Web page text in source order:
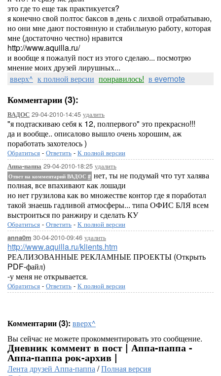
это где то еще так практикуется?
я конечно свой полтос баксов в день с лихвой отрабатываю,
но они мне дают постоянную и стабильную работу, которая
мне (достаточно честно) нравится
http://www.aquilla.ru/
и вообще я пожалуй пост из этого сделаю... посмотрю
мнение моих друзей лирушных...
вверх^ к полной версии понравилось! в evernote
Комментарии (3):
ВАДОС 29-04-2010-14:45 удалить
"я подтаскиваю себя к 12, полпервого" это прекрасно!!!
да и вообще.. описалово вышло очень хорошим, аж
поработать захотелось )
Обратиться - Ответить - К полной версии
Аппа-паппа 29-04-2010-18:25 удалить
Ответ на комментарий ВАДОС # нет, ты не подумай что тут халява
полная, все впахивают как лошади
но нет грузилова как во множестве контор где я поработал
такой знаешь гадливой атмосферы... типа ОФИС БЛЯ всем
выстроиться по ранжиру и сделать КУ
Обратиться - Ответить - К полной версии
anna0m 30-04-2010-09:46 удалить
http://www.aquilla.ru/klients.htm
РЕАЛИЗОВАННЫЕ РЕКЛАМНЫЕ ПРОЕКТЫ (Открыть
PDF-файл)
-у меня не открывается.
Обратиться - Ответить - К полной версии
Комментарии (3): вверх^
Вы сейчас не можете прокомментировать это сообщение.
Дневник коммент в пост | Аппа-паппа -
Аппа-паппа рок-архив |
Лента друзей Аппа-паппа/Полная версия